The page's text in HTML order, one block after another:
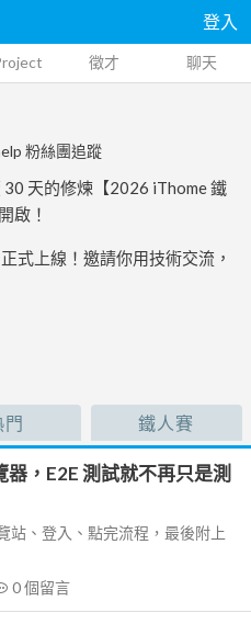
登入
徵才 聊天
粉絲團追蹤
天的修煉【2026 iThome 鐵
啟！
式上線！邀請你用技術交流，
門 鐵人賽
，E2E 測試就不再只是測
站、登入、點完流程，最後附上
0個留言